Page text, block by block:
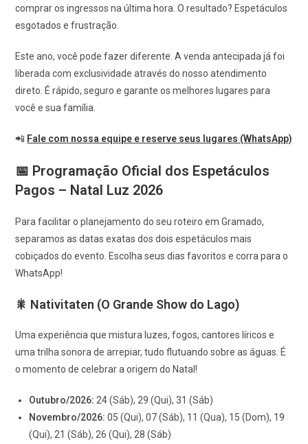
comprar os ingressos na última hora. O resultado? Espetáculos
esgotados e frustração.
Este ano, você pode fazer diferente. A venda antecipada já foi
liberada com exclusividade através do nosso atendimento
direto. É rápido, seguro e garante os melhores lugares para
você e sua família.
📲 Fale com nossa equipe e reserve seus lugares (WhatsApp)
📅 Programação Oficial dos Espetáculos
Pagos – Natal Luz 2026
Para facilitar o planejamento do seu roteiro em Gramado,
separamos as datas exatas dos dois espetáculos mais
cobiçados do evento. Escolha seus dias favoritos e corra para o
WhatsApp!
🎇 Nativitaten (O Grande Show do Lago)
Uma experiência que mistura luzes, fogos, cantores líricos e
uma trilha sonora de arrepiar, tudo flutuando sobre as águas. É
o momento de celebrar a origem do Natal!
Outubro/2026: 24 (Sáb), 29 (Qui), 31 (Sáb)
Novembro/2026: 05 (Qui), 07 (Sáb), 11 (Qua), 15 (Dom), 19
(Qui), 21 (Sáb), 26 (Qui), 28 (Sáb)